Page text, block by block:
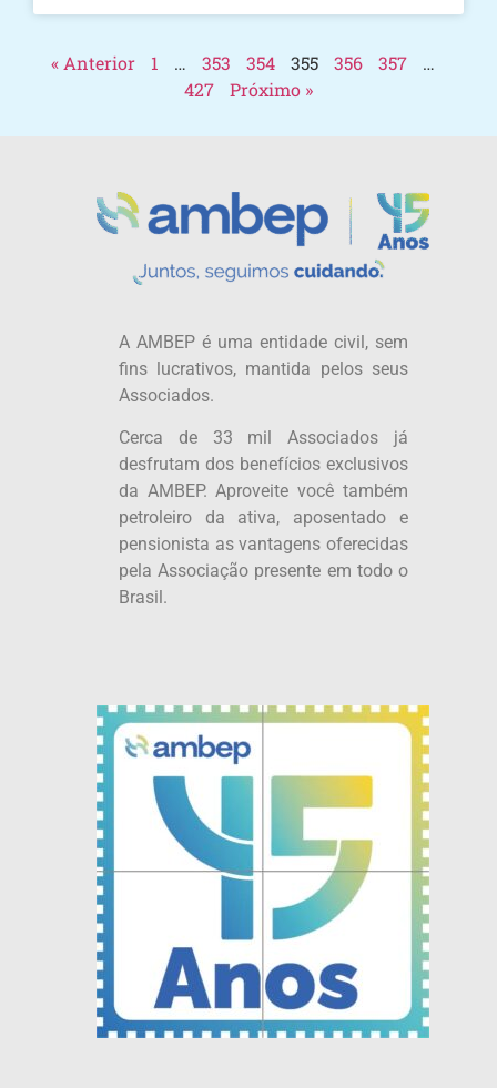
« Anterior 1 … 353 354 355 356 357
…
427
Próximo »
A AMBEP é uma entidade civil, sem
fins lucrativos, mantida pelos seus
Associados.
Cerca de 33 mil Associados já
desfrutam dos benefícios exclusivos
da AMBEP. Aproveite você também
petroleiro da ativa, aposentado e
pensionista as vantagens oferecidas
pela Associação presente em todo o
Brasil.